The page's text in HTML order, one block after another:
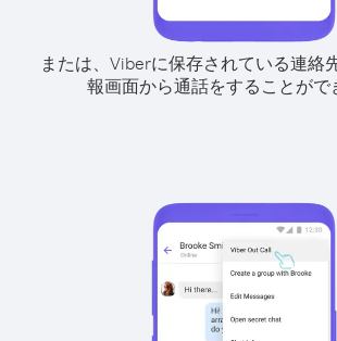
または、Viberに保存されている連絡
報画面から通話をすることがで